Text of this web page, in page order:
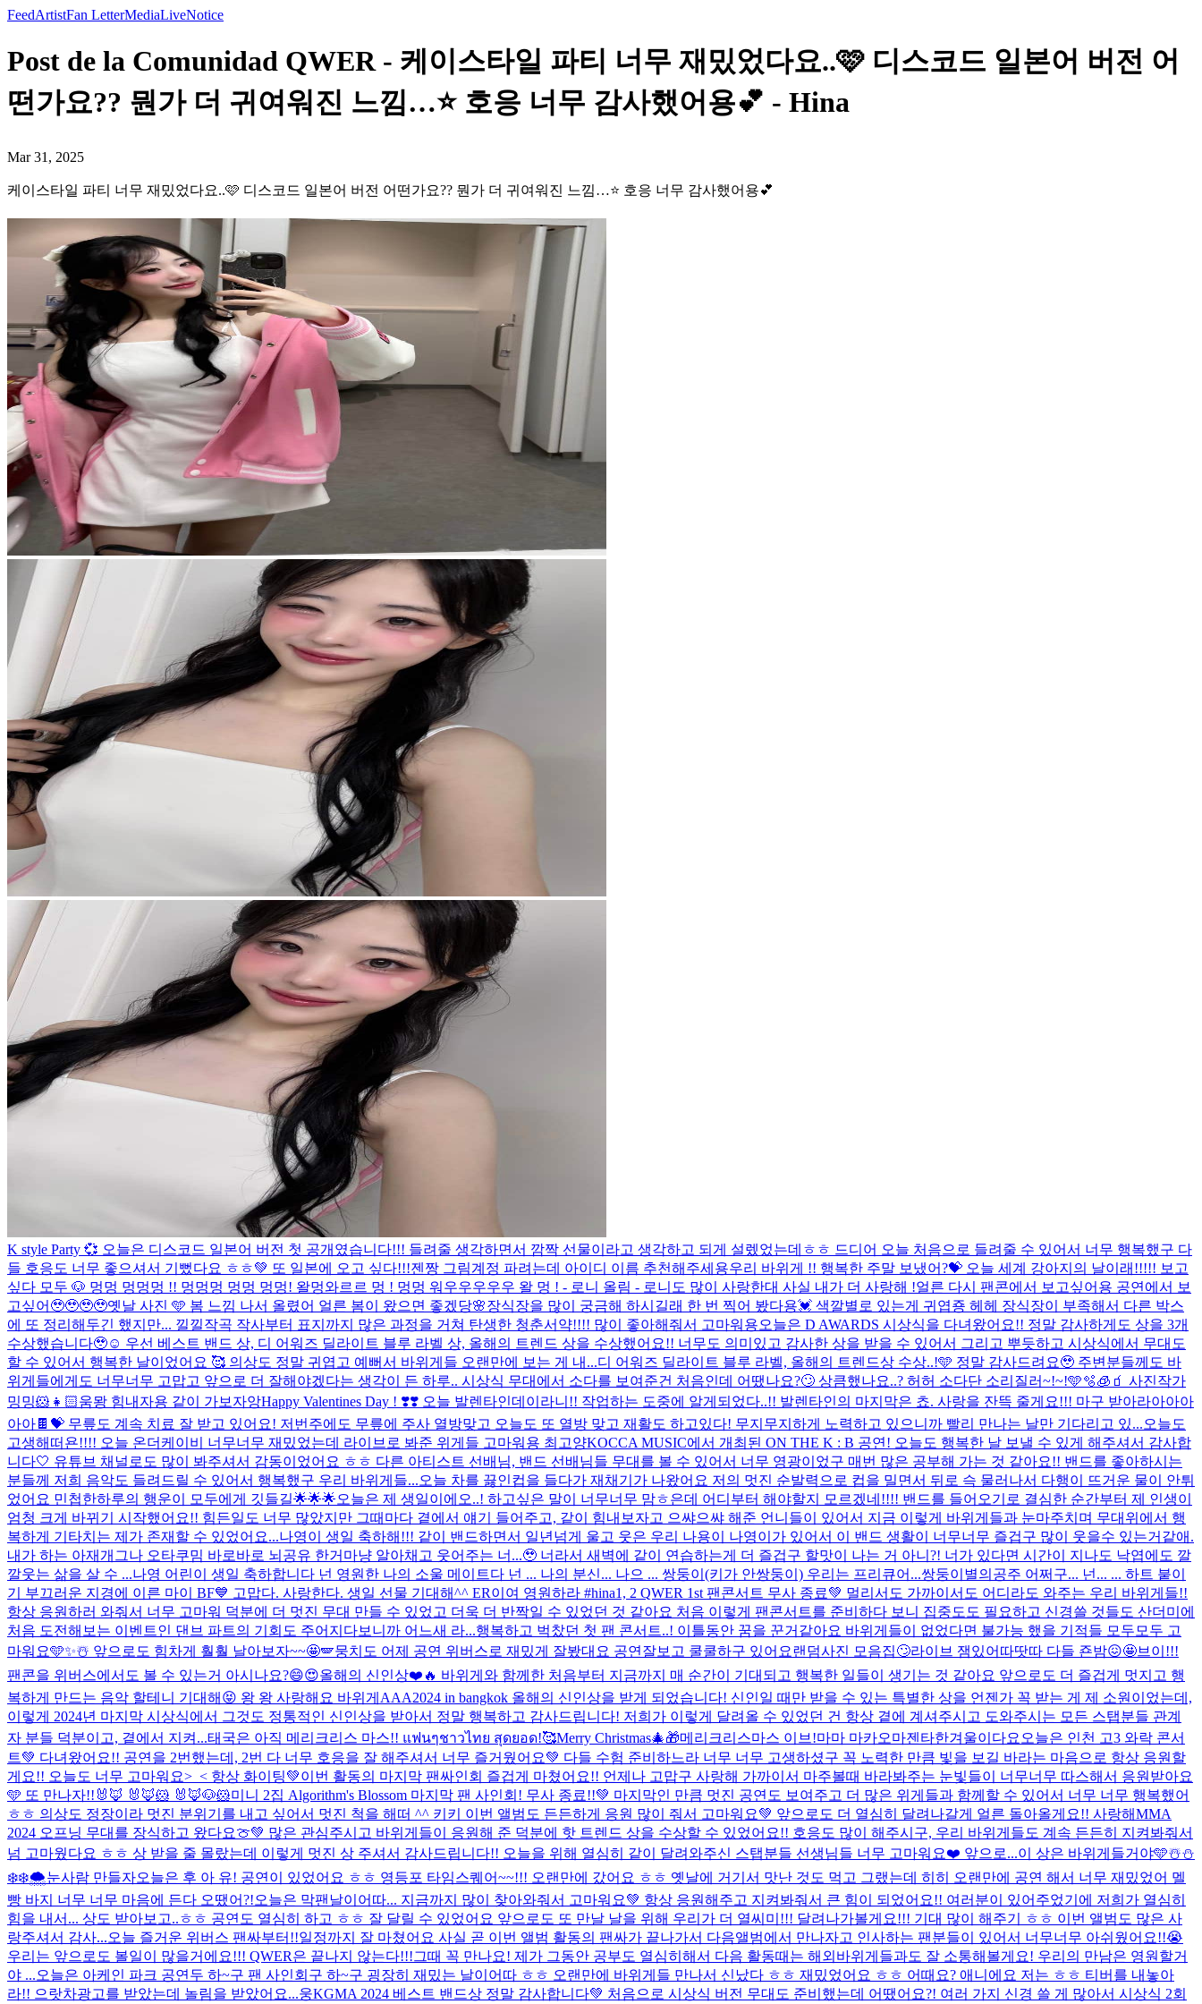
FeedArtistFan LetterMediaLiveNotice
Post de la Comunidad QWER - 케이스타일 파티 너무 재밌었다요..🩷 디스코드 일본어 버전 어
떤가요?? 뭔가 더 귀여워진 느낌…⭐️ 호응 너무 감사했어용💕 - Hina
Mar 31, 2025
케이스타일 파티 너무 재밌었다요..🩷 디스코드 일본어 버전 어떤가요?? 뭔가 더 귀여워진 느낌…⭐️ 호응 너무 감사했어용💕
K style Party 💞 오늘은 디스코드 일본어 버전 첫 공개였습니다!!! 들려줄 생각하면서 깜짝 선물이라고 생각하고 되게 설렜었는데ㅎㅎ 드디어 오늘 처음으로 들려줄 수 있어서 너무 행복했구 다
들 호응도 너무 좋으셔서 기뻤다요 ㅎㅎ💚 또 일본에 오고 싶다!!!젠짱 그림계정 파려는데 아이디 이름 추천해주세용우리 바위게 !! 행복한 주말 보냈어?💝 오늘 세계 강아지의 날이래!!!!! 보고
싶다 모두 🐶 멍멍 멍멍멍 !! 멍멍멍 멍멍 멍멍! 왈멍와르르 멍 ! 멍멍 워우우우우우 왈 멍 ! - 로니 올림 - 로니도 많이 사랑한대 사실 내가 더 사랑해 !얼른 다시 팬콘에서 보고싶어용 공연에서 보
고싶어🥹🥹🥹🥹옛날 사진 🩵 봄 느낌 나서 올렸어 얼른 봄이 왔으면 좋겠당🌸장식장을 많이 궁금해 하시길래 한 번 찍어 봤다용💓 색깔별로 있는게 귀엽죵 헤헤 장식장이 부족해서 다른 박스
에 또 정리해두긴 했지만... 낄낄작곡 작사부터 표지까지 많은 과정을 거쳐 탄생한 청춘서약!!!! 많이 좋아해줘서 고마워용오늘은 D AWARDS 시상식을 다녀왔어요!! 정말 감사하게도 상을 3개
수상했습니다🥹☺️ 우선 베스트 밴드 상, 디 어워즈 딜라이트 블루 라벨 상, 올해의 트렌드 상을 수상했어요!! 너무도 의미있고 감사한 상을 받을 수 있어서 그리고 뿌듯하고 시상식에서 무대도
할 수 있어서 행복한 날이었어요 🥰 의상도 정말 귀엽고 예뻐서 바위게들 오랜만에 보는 게 내...디 어워즈 딜라이트 블루 라벨, 올해의 트렌드상 수상..!🩵 정말 감사드려요🥹 주변분들께도 바
위게들에게도 너무너무 고맙고 앞으로 더 잘해야겠다는 생각이 든 하루.. 시상식 무대에서 소다를 보여준건 처음인데 어땠나요?🙄 상큼했나요..? 허허 소다단 소리질러~!~!🩵🫧🧊🧃 사진작가
밍밍🐹👧🏻움뫙 힘내자용 같이 가보자앙Happy Valentines Day ! ❣️❣️ 오늘 발렌타인데이라니!! 작업하는 도중에 알게되었다..!! 발렌타인의 마지막은 쵸. 사랑을 잔뜩 줄게요!!! 마구 받아라아아아
아아🍫💝 무릎도 계속 치료 잘 받고 있어요! 저번주에도 무릎에 주사 열방맞고 오늘도 또 열방 맞고 재활도 하고있다! 무지무지하게 노력하고 있으니까 빨리 만나는 날만 기다리고 있...오늘도
고생해떠욘!!!! 오늘 온더케이비 너무너무 재밌었는데 라이브로 봐준 위게들 고마워용 최고양KOCCA MUSIC에서 개최된 ON THE K : B 공연! 오늘도 행복한 날 보낼 수 있게 해주셔서 감사합
니다🤍 유튜브 채널로도 많이 봐주셔서 감동이었어요 ㅎㅎ 다른 아티스트 선배님, 밴드 선배님들 무대를 볼 수 있어서 너무 영광이었구 매번 많은 공부해 가는 것 같아요!! 밴드를 좋아하시는
분들께 저희 음악도 들려드릴 수 있어서 행복했구 우리 바위게들...오늘 차를 끓인컵을 들다가 재채기가 나왔어요 저의 멋진 순발력으로 컵을 밀면서 뒤로 슥 물러나서 다행이 뜨거운 물이 안튀
었어요 민첩한하루의 행운이 모두에게 깃들길🌟🌟🌟오늘은 제 생일이에오..! 하고싶은 말이 너무너무 맘ㅎ은데 어디부터 해야할지 모르겠네!!!! 밴드를 들어오기로 결심한 순간부터 제 인생이
엄청 크게 바뀌기 시작했어요!! 힘든일도 너무 많았지만 그때마다 곁에서 얘기 들어주고, 같이 힘내보자고 으쌰으쌰 해준 언니들이 있어서 지금 이렇게 바위게들과 눈마주치며 무대위에서 행
복하게 기타치는 제가 존재할 수 있었어요...나영이 생일 축하해!!! 같이 밴드하면서 일년넘게 울고 웃은 우리 나용이 나영이가 있어서 이 밴드 생활이 너무너무 즐겁구 많이 웃을수 있는거같애.
내가 하는 아재개그나 오타쿠밈 바로바로 뇌공유 한거마냥 알아채고 웃어주는 너...🥹 너라서 새벽에 같이 연습하는게 더 즐겁구 할맛이 나는 거 아니?! 너가 있다면 시간이 지나도 낙엽에도 깔
깔웃는 삶을 살 수 ...나영 어린이 생일 축하합니다 넌 영원한 나의 소울 메이트다 넌 ... 나의 분신... 나으 ... 쌍둥이(키가 안쌍둥이) 우리는 프리큐어...쌍둥이별의공주 어쩌구... 넌... ... 하트 붙이
기 부끄러운 지경에 이른 마이 BF💙 고맙다. 사랑한다. 생일 선물 기대해^^ ER이여 영원하라 #hina1, 2 QWER 1st 팬콘서트 무사 종료💚 멀리서도 가까이서도 어디라도 와주는 우리 바위게들!!
항상 응원하러 와줘서 너무 고마워 덕분에 더 멋진 무대 만들 수 있었고 더욱 더 반짝일 수 있었던 것 같아요 처음 이렇게 팬콘서트를 준비하다 보니 집중도도 필요하고 신경쓸 것들도 산더미에
처음 도전해보는 이벤트인 댄브 파트의 기회도 주어지다보니까 어느새 라...행복하고 벅찼던 첫 팬 콘서트..! 이틀동안 꿈을 꾼거같아요 바위게들이 없었다면 불가능 했을 기적들 모두모두 고
마워요🩵✨☃️ 앞으로도 힘차게 훨훨 날아보자~~🤩🪽뭉치도 어제 공연 위버스로 재밌게 잘봤대요 공연잘보고 쿨쿨하구 있어요랜덤사진 모음집🙄라이브 잼있어따땃따 다들 죤밤😖🤩브이!!!
팬콘을 위버스에서도 볼 수 있는거 아시나요?😄😍올해의 신인상❤️🔥 바위게와 함께한 처음부터 지금까지 매 순간이 기대되고 행복한 일들이 생기는 것 같아요 앞으로도 더 즐겁게 멋지고 행
복하게 만드는 음악 할테니 기대해😝 왕 왕 사랑해요 바위게 AAA2024 in bangkok 올해의 신인상을 받게 되었습니다! 신인일 때만 받을 수 있는 특별한 상을 언젠가 꼭 받는 게 제 소원이었는데,
이렇게 2024년 마지막 시상식에서 그것도 정통적인 신인상을 받아서 정말 행복하고 감사드립니다! 저희가 이렇게 달려올 수 있었던 건 항상 곁에 계셔주시고 도와주시는 모든 스탭분들 관계
자 분들 덕분이고, 곁에서 지켜...태국은 아직 메리크리스 마스!! แฟนๆชาวไทย สุดยอด!🥰Merry Christmas🎄🎁메리크리스마스 이브!마마 마카오마젠타한겨울이다요 오늘은 인천 고3 와락 콘서
트💚 다녀왔어요!! 공연을 2번했는데, 2번 다 너무 호응을 잘 해주셔서 너무 즐거웠어요💚 다들 수험 준비하느라 너무 너무 고생하셨구 꼭 노력한 만큼 빛을 보길 바라는 마음으로 항상 응원할
게요!! 오늘도 너무 고마워요>_< 항상 화이팅💚이번 활동의 마지막 팬싸인회 즐겁게 마쳤어요!! 언제나 고맙구 사랑해 가까이서 마주볼때 바라봐주는 눈빛들이 너무너무 따스해서 응원받아요
🩵 또 만나자!! 🐰🦊 🐰🦊🐹 🐰🦊🐶🐹미니 2집 Algorithm's Blossom 마지막 팬 사인회! 무사 종료!!💚 마지막인 만큼 멋진 공연도 보여주고 더 많은 위게들과 함께할 수 있어서 너무 너무 행복했어
ㅎㅎ 의상도 정장이라 멋진 분위기를 내고 싶어서 멋진 척을 해떠 ^^ 키키 이번 앨범도 든든하게 응원 많이 줘서 고마워요💚 앞으로도 더 열심히 달려나갈게 얼른 돌아올게요!! 사랑해MMA
2024 오프닝 무대를 장식하고 왔다요🍈💚 많은 관심주시고 바위게들이 응원해 준 덕분에 핫 트렌드 상을 수상할 수 있었어요!! 호응도 많이 해주시구, 우리 바위게들도 계속 든든히 지켜봐줘서
넘 고마웠다요 ㅎㅎ 상 받을 줄 몰랐는데 이렇게 멋진 상 주셔서 감사드립니다!! 오늘을 위해 열심히 같이 달려와주신 스탭분들 선생님들 너무 고마워요❤️ 앞으로...이 상은 바위게들거야🩵☃️⛄️
❄️❄️🌨️눈사람 만들자오늘은 후 아 유! 공연이 있었어요 ㅎㅎ 영등포 타임스퀘어~~!!! 오랜만에 갔어요 ㅎㅎ 옛날에 거기서 맛난 것도 먹고 그랬는데 히히 오랜만에 공연 해서 너무 재밌었어 멜
빵 바지 너무 너무 마음에 든다 오땠어?!오늘은 막팬날이어따... 지금까지 많이 찾아와줘서 고마워요💚 항상 응원해주고 지켜봐줘서 큰 힘이 되었어요!! 여러분이 있어주었기에 저희가 열심히
힘을 내서... 상도 받아보고..ㅎㅎ 공연도 열심히 하고 ㅎㅎ 잘 달릴 수 있었어요 앞으로도 또 만날 날을 위해 우리가 더 열씨미!!! 달려나가볼게요!!! 기대 많이 해주기 ㅎㅎ 이번 앨범도 많은 사
랑주셔서 감사...오늘 즐거운 위버스 팬싸부터!!일정까지 잘 마쳤어요 사실 곧 이번 앨범 활동의 팬싸가 끝나가서 다음앨범에서 만나자고 인사하는 팬분들이 있어서 너무너무 아쉬웠어요!!😭
우리는 앞으로도 볼일이 많을거에요!!! QWER은 끝나지 않는다!!!그때 꼭 만나요! 제가 그동안 공부도 열심히해서 다음 활동때는 해외바위게들과도 잘 소통해볼게요! 우리의 만남은 영원할거
야 ...오늘은 아케인 파크 공연두 하~구 팬 사인회구 하~구 굉장히 재밌는 날이어따 ㅎㅎ 오랜만에 바위게들 만나서 신났다 ㅎㅎ 재밌었어요 ㅎㅎ 어때요? 애니에요 저는 ㅎㅎ 티버를 내놓아
라!! 으랏차광고를 받았는데 놀림을 받았어요...웅KGMA 2024 베스트 밴드상 정말 감사합니다💚 처음으로 시상식 버전 무대도 준비했는데 어땠어요?! 여러 가지 신경 쓸 게 많아서 시상식 2회